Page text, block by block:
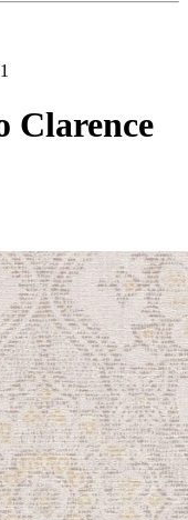
Clarence